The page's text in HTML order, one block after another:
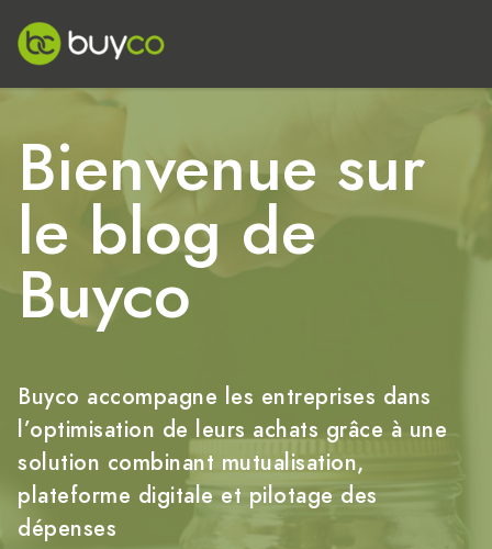
Bienvenue sur
le blog de
Buyco
Buyco accompagne les entreprises dans
l’optimisation de leurs achats grâce à une
solution combinant mutualisation,
plateforme digitale et pilotage des
dépenses